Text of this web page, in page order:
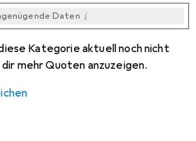
Daten i
Kategorie aktuell noch nicht
mehr Quoten anzuzeigen.